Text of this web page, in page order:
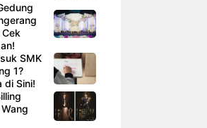
SMK
1?
di Sini!